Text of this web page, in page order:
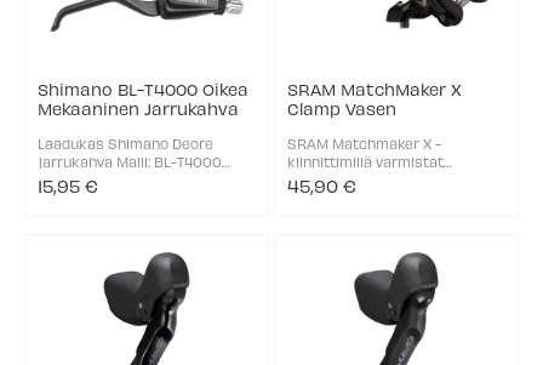
Shimano BL-T4000 Oikea
Mekaaninen Jarrukahva
Laadukas Shimano Deore
jarrukahva Malli: BL-T4000
Yhteensopiva Cantilever ja V-
jarruille, sekä mekaanisille
15,95 €
SRAM MatchMaker X
Clamp Vasen
SRAM Matchmaker X -
kiinnittimillä varmistat
tehokkaasti siistin setupin
ohjaustankoon. Niillä voit
vaihteenvaihtajat, jotka
45,90 €